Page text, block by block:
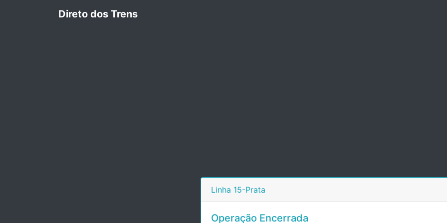
Direto dos Trens
Linha 15-Prata
Operação Encerrada